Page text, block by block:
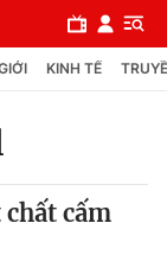
KINH TẾ
cấm